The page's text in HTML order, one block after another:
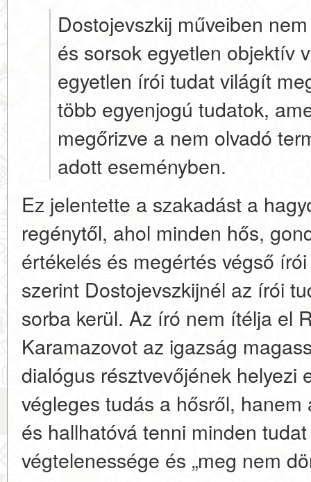
Dostojevszkij műveiben
és sorsok egyetlen objektív
egyetlen írói tudat világít
több egyenjogú tudatok,
megőrizve a nem olvadó
adott eseményben.
Ez jelentette a szakadást a
regénytől, ahol minden hős,
értékelés és megértés végső
szerint Dostojevszkijnél az írói
sorba kerül. Az író nem ítélja el
Karamazovot az igazság
dialógus résztvevőjének helyezi
végleges tudás a hősről,
és hallhatóvá tenni minden
végtelenessége és „meg nem